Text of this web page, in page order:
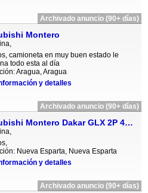
Archivado anuncio (90+ días)
Montero
camioneta en muy buen estado le
todo esta al día
Aragua, Aragua
y detalles
Archivado anuncio (90+ días)
Mitsubishi Montero Dakar GLX 2P 4x4 - Sincronico
Nueva Esparta, Nueva Esparta
y detalles
Archivado anuncio (90+ días)